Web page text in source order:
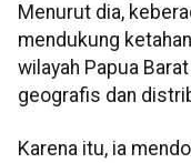
Menurut dia,
mendukung
wilayah Papua
geografis dan
Karena itu, ia